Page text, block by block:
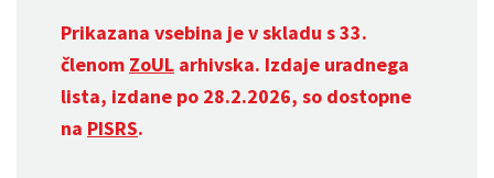
Prikazana vsebina je v skladu s 33.
členom ZoUL arhivska. Izdaje uradnega
lista, izdane po 28.2.2026, so dostopne
na PISRS.